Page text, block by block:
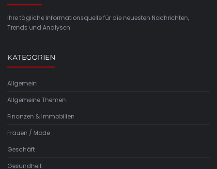
Ihre tägliche Informationsquelle für die neuesten Nachrichten,
Trends und Analysen.
KATEGORIEN
Allgemein
Allgemeine Themen
Finanzen & Immobilien
Frauen / Mode
Geschäft
Gesundheit